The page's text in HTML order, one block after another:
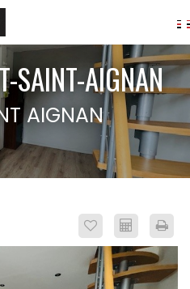
AGENCES
VIAGER
D'ENTREPRISE
commerciaux
de commerces
GÉRER
SAINT-AIGNAN
AIGNAN